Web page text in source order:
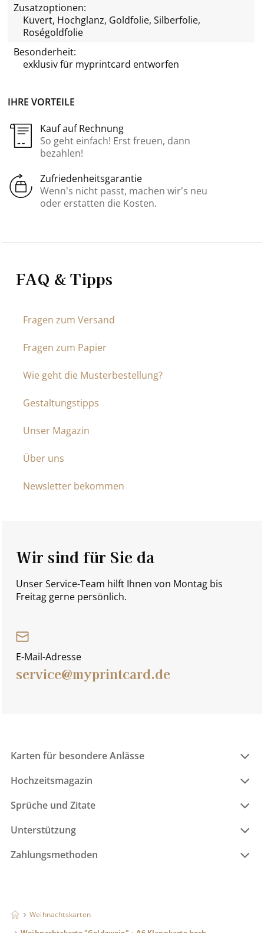
IHRE VORTEILE
Kauf auf Rechnung
So geht einfach! Erst freuen, dann
bezahlen!
Zufriedenheitsgarantie
Wenn’s nicht passt, machen wir’s neu
oder erstatten die Kosten.
Zusatzoptionen:
Kuvert, Hochglanz, Goldfolie, Silberfolie,
Roségoldfolie
Besonderheit:
exklusiv für myprintcard entworfen
FAQ & Tipps
Fragen zum Versand
Fragen zum Papier
Wie geht die Musterbestellung?
Gestaltungstipps
Unser Magazin
Über uns
Newsletter bekommen
Wir sind für Sie da
Unser Service-Team hilft Ihnen von Montag bis
Freitag gerne persönlich.
E-Mail-Adresse
service@myprintcard.de
Karten für besondere Anlässe
Hochzeitsmagazin
Sprüche und Zitate
Unterstützung
Zahlungsmethoden
Weihnachtskarten